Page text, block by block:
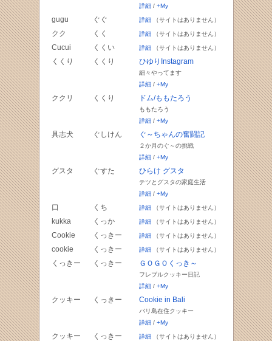
詳細/ +My
gugu ぐぐ 詳細（サイトはありません）
クク くく 詳細（サイトはありません）
Cucui くくい 詳細（サイトはありません）
くくり くくり ひゆりInstagram
細々やってます
詳細/ +My
ククリ くくり ドム/ももたろう
ももたろう
詳細/ +My
具志犬 ぐしけん ぐ～ちゃんの奮闘記
２か月のぐ～の挑戦
詳細/ +My
グスタ ぐすた ひらけ グスタ
テツとグスタの家庭生活
詳細/ +My
口 くち 詳細（サイトはありません）
kukka くっか 詳細（サイトはありません）
Cookie くっきー 詳細（サイトはありません）
cookie くっきー 詳細（サイトはありません）
くっきー くっきー ＧＯＧＯくっき～
フレブルクッキー日記
詳細/ +My
クッキー くっきー Cookie in Bali
バリ島在住クッキー
詳細/ +My
クッキー くっきー 詳細（サイトはありません）